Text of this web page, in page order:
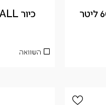
כיור GRANDHALL – נירוסטה
השוואה